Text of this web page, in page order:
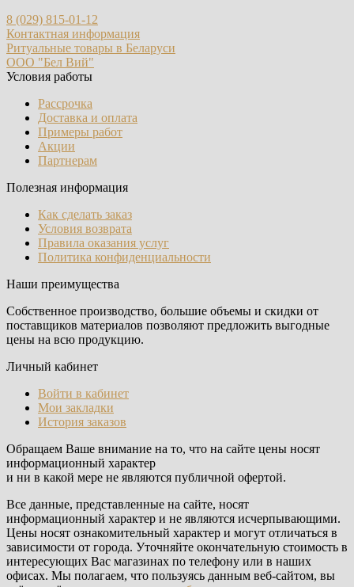
8 (029) 815-01-12
Контактная информация
Ритуальные товары в Беларуси
ООО "Бел Вий"
Условия работы
Рассрочка
Доставка и оплата
Примеры работ
Акции
Партнерам
Полезная информация
Как сделать заказ
Условия возврата
Правила оказания услуг
Политика конфиденциальности
Наши преимущества
Собственное производство, большие объемы и скидки от
поставщиков материалов позволяют предложить выгодные
цены на всю продукцию.
Личный кабинет
Войти в кабинет
Мои закладки
История заказов
Обращаем Ваше внимание на то, что на сайте цены носят
информационный характер
и ни в какой мере не являются публичной офертой.
Все данные, представленные на сайте, носят
информационный характер и не являются исчерпывающими.
Цены носят ознакомительный характер и могут отличаться в
зависимости от города. Уточняйте окончательную стоимость в
интересующих Вас магазинах по телефону или в наших
офисах. Мы полагаем, что пользуясь данным веб-сайтом, вы